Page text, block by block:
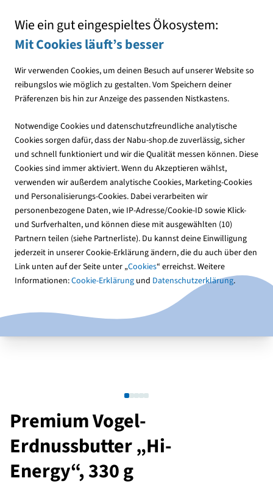
Wie ein gut eingespieltes Ökosystem:
Mit Cookies läuft’s besser
Wir verwenden Cookies, um deinen Besuch auf unserer Website so
reibungslos wie möglich zu gestalten. Vom Speichern deiner
Präferenzen bis hin zur Anzeige des passenden Nistkastens.
Notwendige Cookies und datenschutzfreundliche analytische
Cookies sorgen dafür, dass der Nabu-shop.de zuverlässig, sicher
und schnell funktioniert und wir die Qualität messen können. Diese
Cookies sind immer aktiviert. Wenn du Akzeptieren wählst,
verwenden wir außerdem analytische Cookies, Marketing-Cookies
und Personalisierungs-Cookies. Dabei verarbeiten wir
personenbezogene Daten, wie IP-Adresse/Cookie-ID sowie Klick-
und Surfverhalten, und können diese mit ausgewählten (10)
Partnern teilen (siehe Partnerliste). Du kannst deine Einwilligung
jederzeit in unserer Cookie-Erklärung ändern, die du auch über den
Link unten auf der Seite unter „Cookies“ erreichst. Weitere
Informationen:Cookie-Erklärung und Datenschutzerklärung.
Vogelfutter Fettfutter
Premium Vogel-
Erdnussbutter „Hi-
Energy“, 330 g